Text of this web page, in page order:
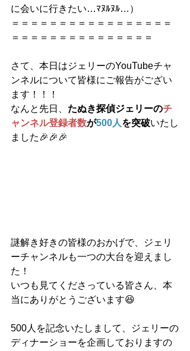
に会いに行きたい…ﾏﾇﾙﾇﾙ…）
＝＝＝＝＝＝＝＝＝＝＝＝＝＝＝＝＝
＝＝＝＝＝＝＝＝＝＝＝＝＝＝＝
さて、本日はジェリーのYouTubeチャ
ンネルについて皆様にご報告がござい
ます！！！
なんと先日、 たぬき探偵ジェリーのチ
ャンネル登録者数が500人を突破いたし
ました🎉🎉🎉
謎解き好きの皆様のおかげで、ジェリ
ーチャンネルも一つの大台を迎えまし
た！
いつも見てくださっている皆さん、本
当にありがとうございます😆
500人を記念いたしまして、ジェリーの
ディナーショーを企画しておりますの